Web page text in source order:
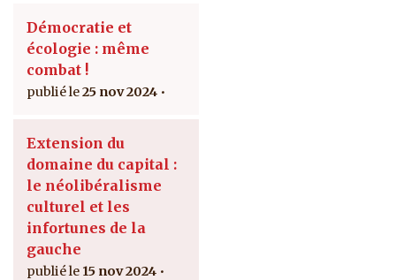
Démocratie et
écologie : même
combat !
25 nov 2024
Extension du
domaine du capital :
le néolibéralisme
culturel et les
infortunes de la
gauche
15 nov 2024